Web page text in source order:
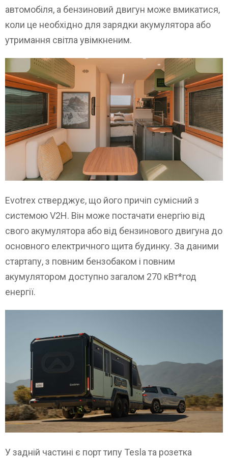
автомобіля, а бензиновий двигун може вмикатися,
коли це необхідно для зарядки акумулятора або
утримання світла увімкненим.
Evotrex стверджує, що його причіп сумісний з
системою V2H. Він може постачати енергію від
свого акумулятора або від бензинового двигуна до
основного електричного щита будинку. За даними
стартапу, з повним бензобаком і повним
акумулятором доступно загалом 270 кВт*год
енергії.
У задній частині є порт типу Tesla та розетка